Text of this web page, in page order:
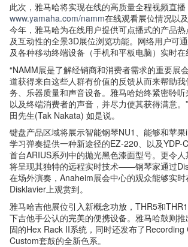
此次，雅马哈将实现在线的高质量全程视频直
www.yamaha.com/namm在线观看展位情况以
今年，雅马哈为在线用户提供可点播式的产品
及互动性的全景3D展位浏览功能。网络用户可
及各种移动终端设备（手机和平板电脑）实时在
“NAMM展是了解经销商和消费者需求的重要展
道获得来自这些人群有价值的反馈从而来帮助
务、乐器质量和声音设备。雅马哈始终紧密聆
以及终端消费者的声音，并尽力使其获得满意。
田先生(Tak Nakata) 如是说。
键盘产品区域将展示智能钢琴NU1、能够和苹
学习弹奏提供一种新途径的EZ-220、以及
首台ARIUS系列中的抛光黑色漆面型号。更令
将呈现其独特的远程实时技术——钢琴家通过
在场外演奏，Anaheim展会中心的观众能够实时
Disklavier上观赏到。
雅马哈吉他展位引入新概念功放，THR5和
下吉他手公认的完美的便携设备。雅马哈鼓则
固的Hex Rack II系统，同时还发布了
Custom套鼓的全新色系。